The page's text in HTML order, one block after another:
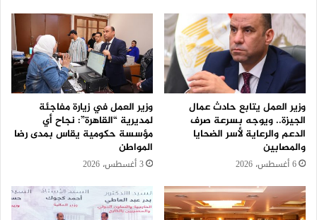
وزير العمل يتابع حادث عمال
الجيزة.. ويوجه بسرعة صرف
الدعم والرعاية لأسر الضحايا
والمصابين
6 أغسطس، 2026
وزير العمل في زيارة مفاجئة
لمديرية “القاهرة”: نجاح أي
مؤسسة حكومية يقاس بمدى رضا
المواطن
3 أغسطس، 2026